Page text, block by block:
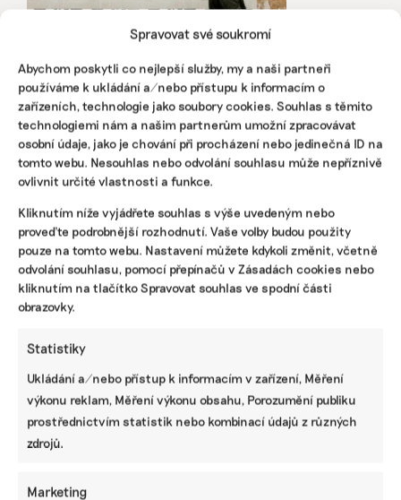
Spravovat své soukromí
Abychom poskytli co nejlepší služby, my a naši partneři
používáme k ukládání a/nebo přístupu k informacím o
zařízeních, technologie jako soubory cookies. Souhlas s těmito
technologiemi nám a našim partnerům umožní zpracovávat
osobní údaje, jako je chování při procházení nebo jedinečná ID na
tomto webu. Nesouhlas nebo odvolání souhlasu může nepříznivě
ovlivnit určité vlastnosti a funkce.
Kliknutím níže vyjádřete souhlas s výše uvedeným nebo
proveďte podrobnější rozhodnutí. Vaše volby budou použity
pouze na tomto webu. Nastavení můžete kdykoli změnit, včetně
odvolání souhlasu, pomocí přepínačů v Zásadách cookies nebo
kliknutím na tlačítko Spravovat souhlas ve spodní části
obrazovky.
Statistiky
Ukládání a/nebo přístup k informacím v zařízení, Měření
výkonu reklam, Měření výkonu obsahu, Porozumění publiku
prostřednictvím statistik nebo kombinací údajů z různých
zdrojů.
Marketing
Povinné digitální pasy výrobků změní
způsob, jakým je firmy produkují. První
budou na řadě baterie
Digitální pas výrobku nebude pouze administrativní
dodavatelských řetězců. První pasy by se měly objevit
příští rok v únoru pro baterie.
Pavlína Al-Madhagi | 28. května 2026 | Byznys,ESG | digitální pasy
produktů ,Evropská unie,regulace